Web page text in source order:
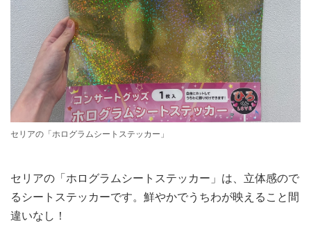
セリアの「ホログラムシートステッカー」
セリアの「ホログラムシートステッカー」は、立体感ので
るシートステッカーです。鮮やかでうちわが映えること間
違いなし！